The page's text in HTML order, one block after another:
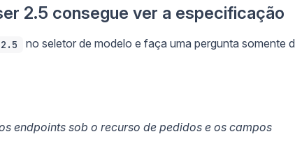
2.5 consegue ver a especificação
no seletor de modelo e faça uma pergunta somente
endpoints sob o recurso de pedidos e os campos